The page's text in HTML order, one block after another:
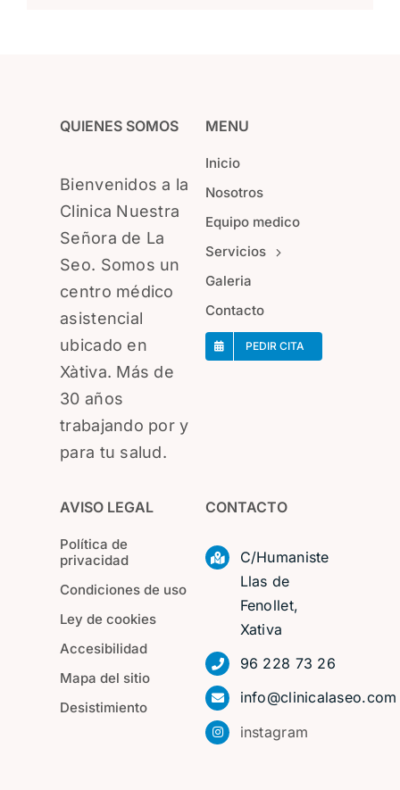
QUIENES SOMOS
Bienvenidos a la
Clinica Nuestra
Señora de La
Seo. Somos un
centro médico
asistencial
ubicado en
Xàtiva. Más de
30 años
trabajando por y
para tu salud.
MENU
Inicio
Nosotros
Equipo medico
Servicios
Galeria
Contacto
PEDIR CITA
AVISO LEGAL
Política de
privacidad
Condiciones de uso
Ley de cookies
Accesibilidad
Mapa del sitio
Desistimiento
CONTACTO
C/Humaniste
Llas de
Fenollet,
Xativa
96 228 73 26
info@clinicalaseo.com
instagram